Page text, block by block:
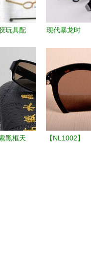
玩具配
具到创意
的跨界
应用
现代暴龙时
色可选，低
价批发的商
务与文教良
伴
黑框天
【NL1002】